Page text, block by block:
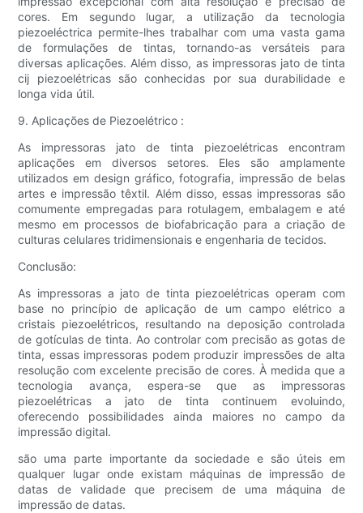
cores. Em segundo lugar, a utilização da tecnologia
piezoeléctrica permite-lhes trabalhar com uma vasta gama
de formulações de tintas, tornando-as versáteis para
diversas aplicações. Além disso, as impressoras jato de tinta
cij piezoelétricas são conhecidas por sua durabilidade e
longa vida útil.
9. Aplicações de Piezoelétrico :
As impressoras jato de tinta piezoelétricas encontram
aplicações em diversos setores. Eles são amplamente
utilizados em design gráfico, fotografia, impressão de belas
artes e impressão têxtil. Além disso, essas impressoras são
comumente empregadas para rotulagem, embalagem e até
mesmo em processos de biofabricação para a criação de
culturas celulares tridimensionais e engenharia de tecidos.
Conclusão:
As impressoras a jato de tinta piezoelétricas operam com
base no princípio de aplicação de um campo elétrico a
cristais piezoelétricos, resultando na deposição controlada
de gotículas de tinta. Ao controlar com precisão as gotas de
tinta, essas impressoras podem produzir impressões de alta
resolução com excelente precisão de cores. À medida que a
tecnologia avança, espera-se que as impressoras
piezoelétricas a jato de tinta continuem evoluindo,
oferecendo possibilidades ainda maiores no campo da
impressão digital.
são uma parte importante da sociedade e são úteis em
qualquer lugar onde existam máquinas de impressão de
datas de validade que precisem de uma máquina de
impressão de datas.